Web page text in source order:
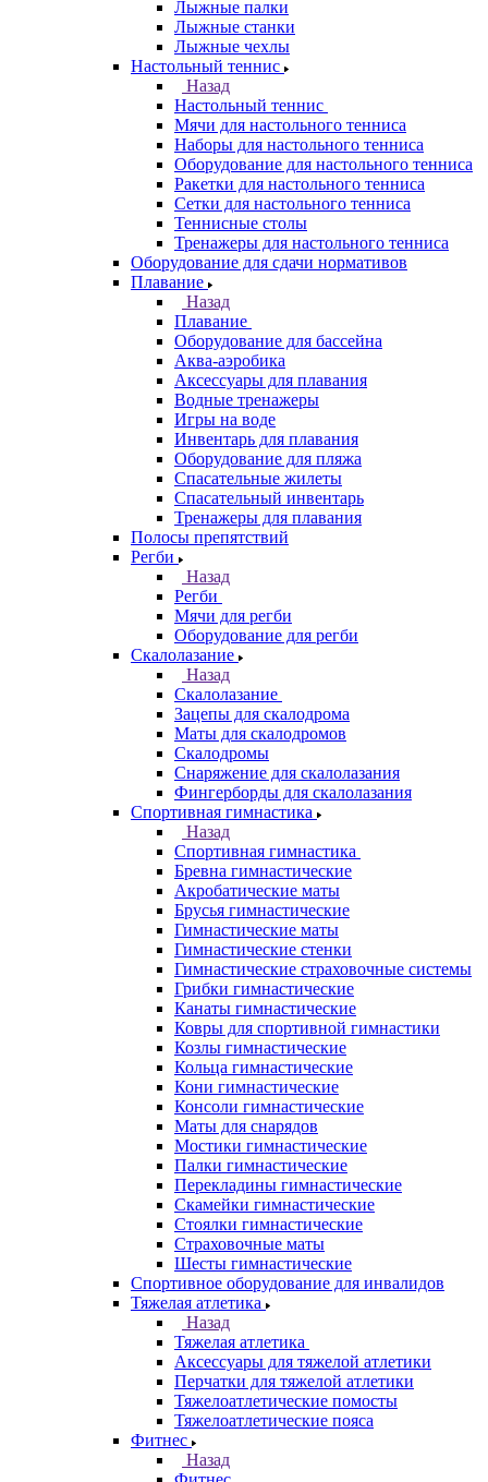
Лыжные палки
Лыжные станки
Лыжные чехлы
Настольный теннис
Назад
Настольный теннис
Мячи для настольного тенниса
Наборы для настольного тенниса
Оборудование для настольного тенниса
Ракетки для настольного тенниса
Сетки для настольного тенниса
Теннисные столы
Тренажеры для настольного тенниса
Оборудование для сдачи нормативов
Плавание
Назад
Плавание
Оборудование для бассейна
Аква-аэробика
Аксессуары для плавания
Водные тренажеры
Игры на воде
Инвентарь для плавания
Оборудование для пляжа
Спасательные жилеты
Спасательный инвентарь
Тренажеры для плавания
Полосы препятствий
Регби
Назад
Регби
Мячи для регби
Оборудование для регби
Скалолазание
Назад
Скалолазание
Зацепы для скалодрома
Маты для скалодромов
Скалодромы
Снаряжение для скалолазания
Фингерборды для скалолазания
Спортивная гимнастика
Назад
Спортивная гимнастика
Бревна гимнастические
Акробатические маты
Брусья гимнастические
Гимнастические маты
Гимнастические стенки
Гимнастические страховочные системы
Грибки гимнастические
Канаты гимнастические
Ковры для спортивной гимнастики
Козлы гимнастические
Кольца гимнастические
Кони гимнастические
Консоли гимнастические
Маты для снарядов
Мостики гимнастические
Палки гимнастические
Перекладины гимнастические
Скамейки гимнастические
Стоялки гимнастические
Страховочные маты
Шесты гимнастические
Спортивное оборудование для инвалидов
Тяжелая атлетика
Назад
Тяжелая атлетика
Аксессуары для тяжелой атлетики
Перчатки для тяжелой атлетики
Тяжелоатлетические помосты
Тяжелоатлетические пояса
Фитнес
Назад